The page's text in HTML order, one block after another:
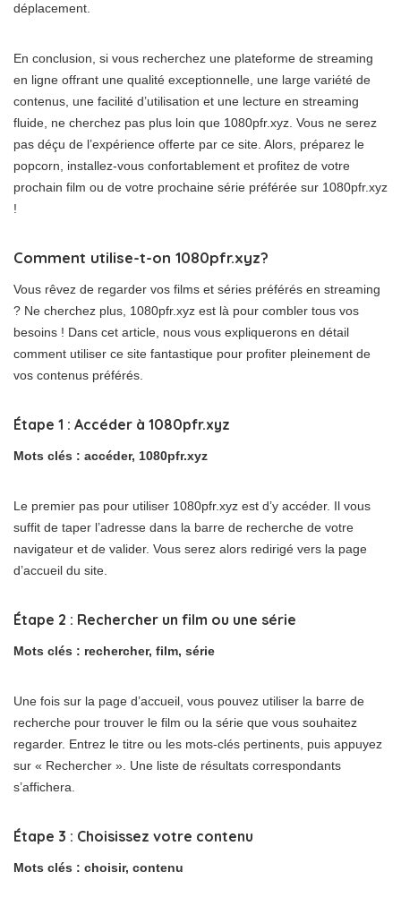
déplacement.
En conclusion, si vous recherchez une plateforme de streaming
en ligne offrant une qualité exceptionnelle, une large variété de
contenus, une facilité d’utilisation et une lecture en streaming
fluide, ne cherchez pas plus loin que 1080pfr.xyz. Vous ne serez
pas déçu de l’expérience offerte par ce site. Alors, préparez le
popcorn, installez-vous confortablement et profitez de votre
prochain film ou de votre prochaine série préférée sur 1080pfr.xyz
!
Comment utilise-t-on 1080pfr.xyz?
Vous rêvez de regarder vos films et séries préférés en streaming
? Ne cherchez plus, 1080pfr.xyz est là pour combler tous vos
besoins ! Dans cet article, nous vous expliquerons en détail
comment utiliser ce site fantastique pour profiter pleinement de
vos contenus préférés.
Étape 1 : Accéder à 1080pfr.xyz
Mots clés : accéder, 1080pfr.xyz
Le premier pas pour utiliser 1080pfr.xyz est d’y accéder. Il vous
suffit de taper l’adresse dans la barre de recherche de votre
navigateur et de valider. Vous serez alors redirigé vers la page
d’accueil du site.
Étape 2 : Rechercher un film ou une série
Mots clés : rechercher, film, série
Une fois sur la page d’accueil, vous pouvez utiliser la barre de
recherche pour trouver le film ou la série que vous souhaitez
regarder. Entrez le titre ou les mots-clés pertinents, puis appuyez
sur « Rechercher ». Une liste de résultats correspondants
s’affichera.
Étape 3 : Choisissez votre contenu
Mots clés : choisir, contenu